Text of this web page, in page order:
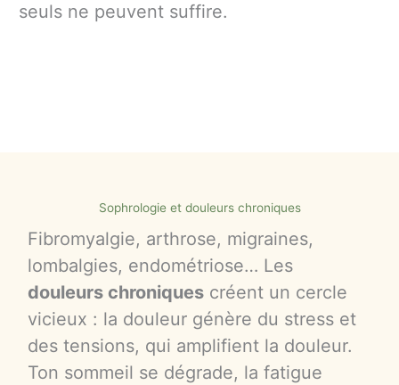
seuls ne peuvent suffire.
Sophrologie et douleurs chroniques
Fibromyalgie, arthrose, migraines,
lombalgies, endométriose… Les
douleurs chroniquescréent un cercle
vicieux : la douleur génère du stress et
des tensions, qui amplifient la douleur.
Ton sommeil se dégrade, la fatigue